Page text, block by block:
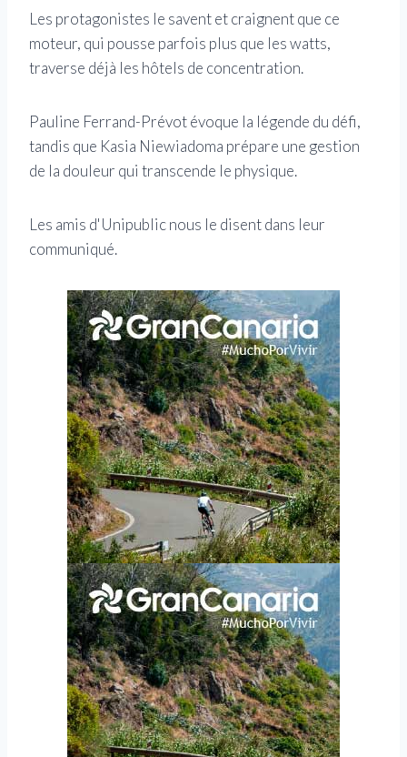
Les protagonistes le savent et craignent que ce
moteur, qui pousse parfois plus que les watts,
traverse déjà les hôtels de concentration.
Pauline Ferrand-Prévot évoque la légende du défi,
tandis que Kasia Niewiadoma prépare une gestion
de la douleur qui transcende le physique.
Les amis d'Unipublic nous le disent dans leur
communiqué.